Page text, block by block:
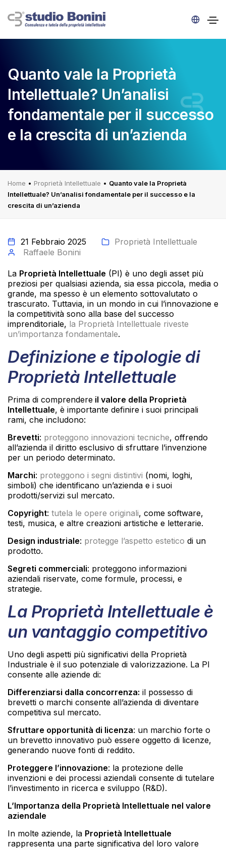
Quanto vale la Proprietà
Intellettuale? Un’analisi
fondamentale per il successo
e la crescita di un’azienda
Home • Proprietà Intellettuale • Quanto vale la Proprietà
Intellettuale? Un’analisi fondamentale per il successo e la
crescita di un’azienda
21 Febbraio 2025
Proprietà Intellettuale
Raffaele Bonini
La Proprietà Intellettuale (PI) è uno degli asset più
preziosi per qualsiasi azienda, sia essa piccola, media o
grande, ma spesso è un elemento sottovalutato o
trascurato. Tuttavia, in un mondo in cui l’innovazione e
la competitività sono alla base del successo
imprenditoriale, la Proprietà Intellettuale riveste
un’importanza fondamentale.
Definizione e tipologie di
Proprietà Intellettuale
Prima di comprendere il valore della Proprietà
Intellettuale, è importante definire i suoi principali
rami, che includono:
Brevetti: proteggono innovazioni tecniche, offrendo
all’azienda il diritto esclusivo di sfruttare l’invenzione
per un periodo determinato.
Marchi: proteggono i segni distintivi (nomi, loghi,
simboli) che identificano un’azienda e i suoi
prodotti/servizi sul mercato.
Copyright: tutela le opere originali, come software,
testi, musica, e altre creazioni artistiche e letterarie.
Design industriale: protegge l’aspetto estetico di un
prodotto.
Segreti commerciali: proteggono informazioni
aziendali riservate, come formule, processi, e
strategie.
La Proprietà Intellettuale è
un vantaggio competitivo
Uno degli aspetti più significativi della Proprietà
Industriale è il suo potenziale di valorizzazione. La PI
consente alle aziende di:
Differenziarsi dalla concorrenza: il possesso di
brevetti o marchi consente all’azienda di diventare
competitiva sul mercato.
Sfruttare opportunità di licenza: un marchio forte o
un brevetto innovativo può essere oggetto di licenze,
generando nuove fonti di reddito.
Proteggere l’innovazione: la protezione delle
invenzioni e dei processi aziendali consente di tutelare
l’investimento in ricerca e sviluppo (R&D).
L’Importanza della Proprietà Intellettuale nel valore
aziendale
In molte aziende, la Proprietà Intellettuale
rappresenta una parte significativa del loro valore